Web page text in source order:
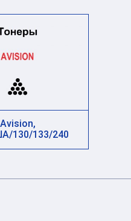
Avision,
130/133/240